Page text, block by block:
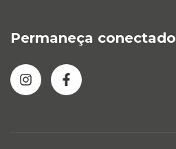
Permaneça conectado